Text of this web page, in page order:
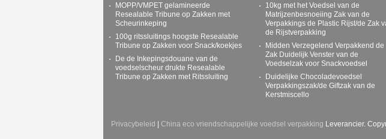
MOPP/VMPET gelamineerde
Resealable Tribune op Zakken met
Scheurinkeping
100g ritssluitings hoogste Resealable
Tribune op Zakken voor Snack/koekjes
De de Inkepingsdouane van de
voedselscheur drukte Resealable
Tribune op Zakken met Ritssluiting
10kg met het Voedsel van de
Matrijzenbesnoeiing Zak van de
Verpakkings de Plastic Rijst/de Zak
de Rijstverpakking
Midden Verzegelend Verpakkend de
Zak Duidelijk Venster van de
Voedselzak voor Snackvoedsel
Duidelijke Chocoladevoedsel
Verpakkingszak/de Giftzak van de
Kerstmiscello
Privacybeleid | China eco vriendschappelijke voedsel verpakking Leverancier.